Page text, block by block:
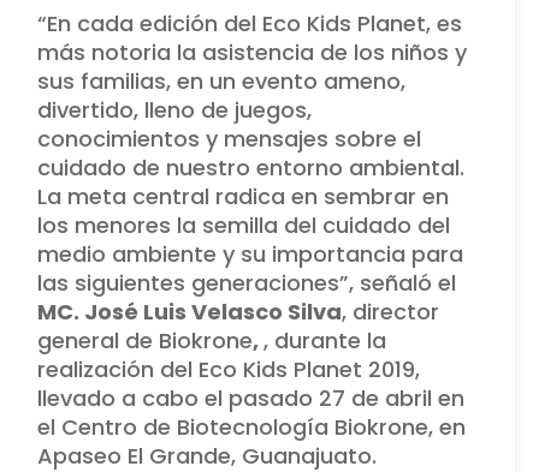
“En cada edición del Eco Kids Planet, es
más notoria la asistencia de los niños y
sus familias, en un evento ameno,
divertido, lleno de juegos,
conocimientos y mensajes sobre el
cuidado de nuestro entorno ambiental.
La meta central radica en sembrar en
los menores la semilla del cuidado del
medio ambiente y su importancia para
las siguientes generaciones”, señaló el
MC. José Luis Velasco Silva, director
general de Biokrone,, durante la
realización del Eco Kids Planet 2019,
llevado a cabo el pasado 27 de abril en
el Centro de Biotecnología Biokrone, en
Apaseo El Grande, Guanajuato.